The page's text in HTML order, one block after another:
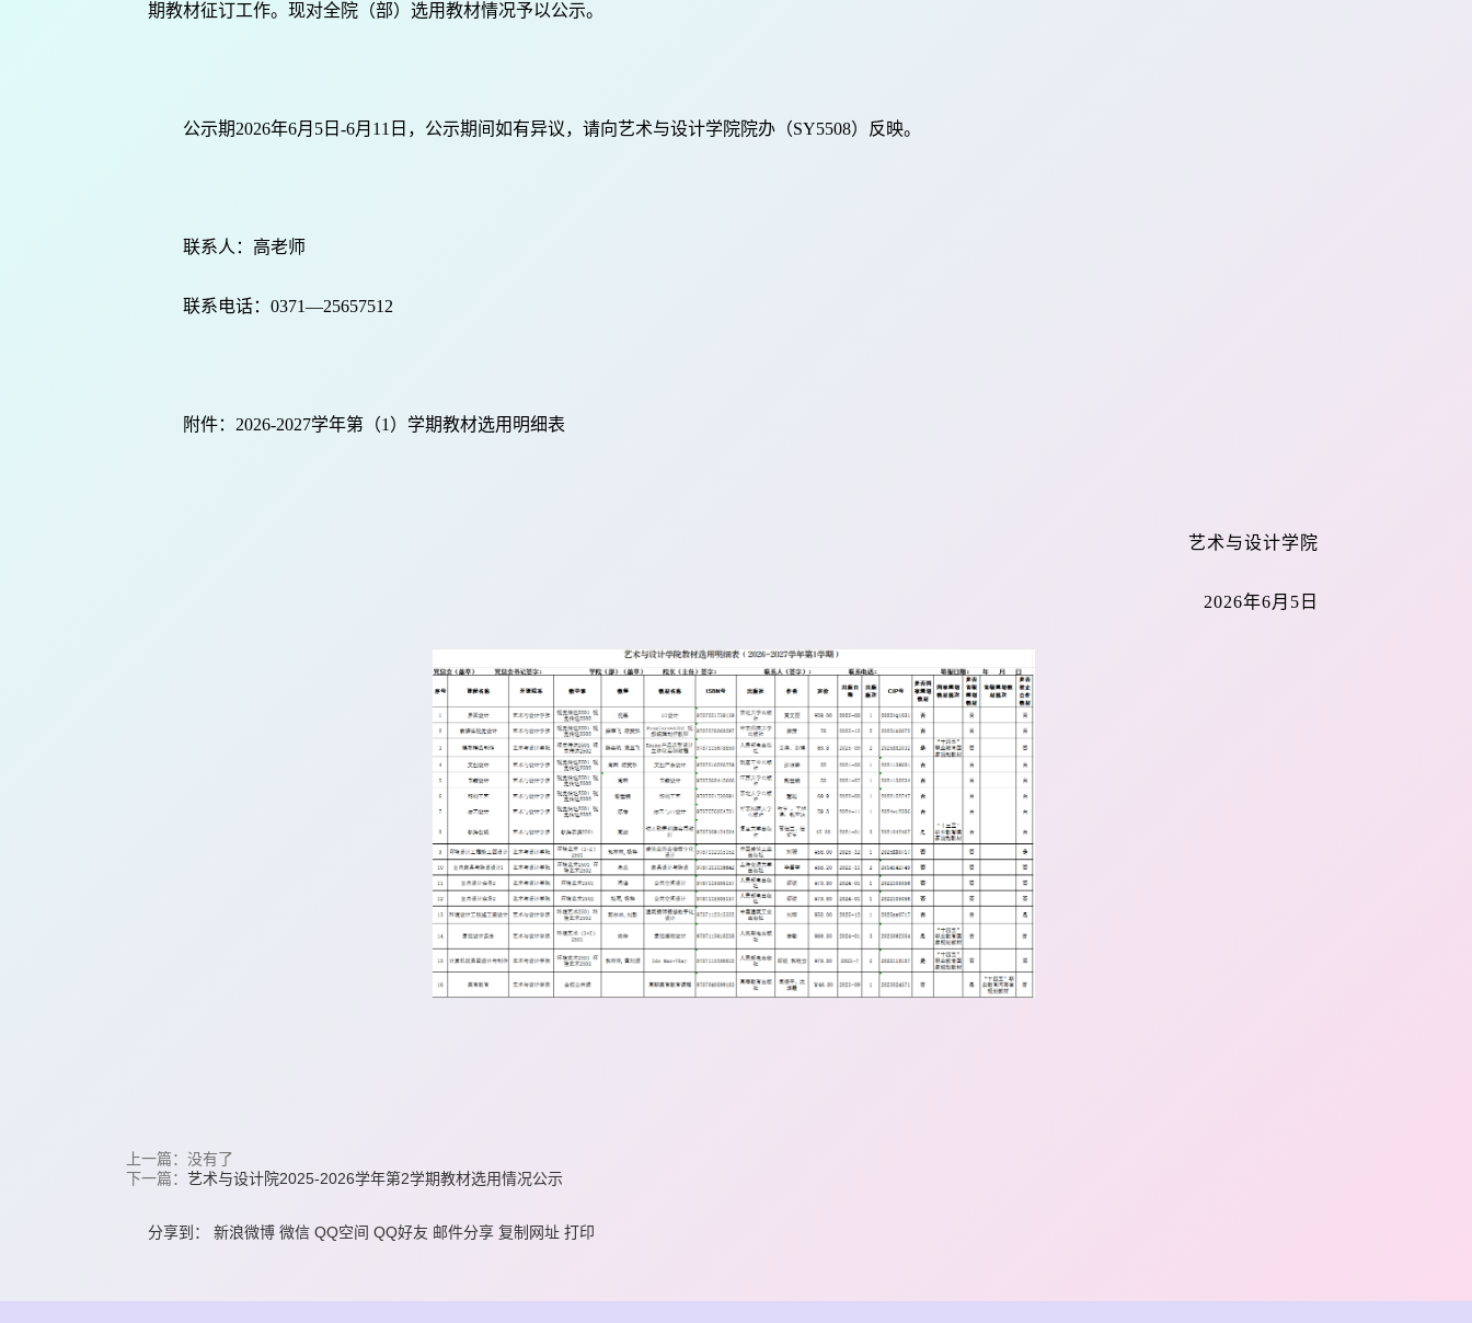
期教材征订工作。现对全院（部） 选用教材情况予以公示。
公示期2026年6月 5 日 -6月 11 日 ，公示期间如有异议，请向艺术与设计学院院办（SY5508）反映。
联系人： 高老师
联系电话： 0371—25657512
附件： 2026-2027学年第 （1） 学期教材选用明细表
艺术与设计学院
2026年6月 5 日
上一篇：没有了
下一篇： 艺术与设计院2025-2026学年第2学期教材选用情况公示
分享到： 新浪微博 微信 QQ空间 QQ好友 邮件分享 复制网址 打印